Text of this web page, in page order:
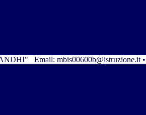
Email: mbis00600b@istruzione.it